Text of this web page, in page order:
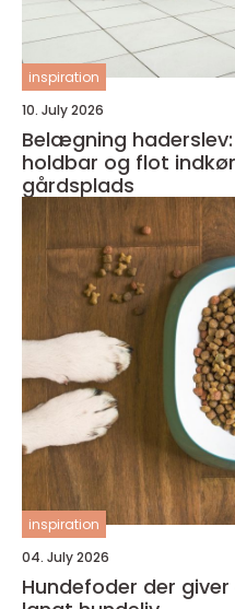
inspiration
10. July 2026
Belægning
holdbar og flot
gårdsplads
inspiration
04. July 2026
Hundefoder der